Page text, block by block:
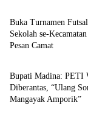
Buka Turnamen
Sekolah se-
Pesan Camat
HOME
Bupati Madina: PETI
Diberantas, “Ulang
Mangayak Amporik”